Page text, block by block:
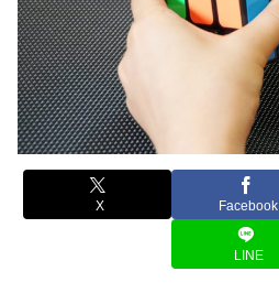
X Facebook
LINE